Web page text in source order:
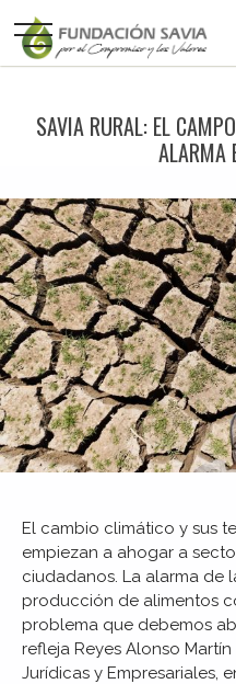
SAVIA RURAL: EL
ALARMA
El cambio climático y sus
empiezan a ahogar a
ciudadanos. La alarma de
producción de alimentos
problema que debemos
refleja Reyes Alonso
Jurídicas y Empresariales,